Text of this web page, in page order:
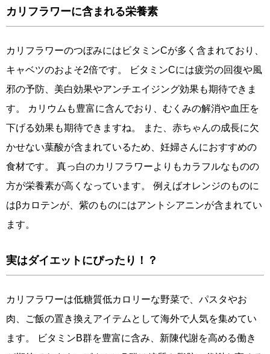
カリフラワーに含まれる栄養素
カリフラワーのつぼみにはビタミンCが多く含まれており、
キャベツのおよそ2倍です。 ビタミンCには疲労の回復や風
邪の予防、美白効果やアンチエイジング効果も期待できま
す。 カリウムも豊富に含んでおり、むくみの解消や血圧を
下げる効果も期待できますね。 また、赤ちゃんの成長に欠
かせない葉酸が含まれているため、妊婦さんにおすすめの
食材です。 真っ白のカリフラワーよりもカラフルなものの
方が栄養素が高くなっています。 例えばオレンジのものに
はβカロテンが、紫のものにはアントシアニンが含まれてい
ます。
実はダイエットにぴったり！？
カリフラワーは低糖質低カロリーな野菜で、パスタやお
肉、ご飯の置き換えアイテムとして海外で人気を集めてい
ます。 ビタミンB群を豊富に含み、新陳代謝を高める働き